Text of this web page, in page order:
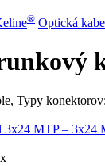
® Optická
Typy